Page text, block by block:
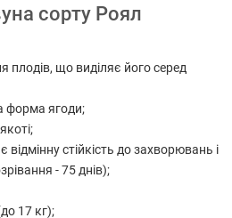
сорту Роял
плодів, що виділяє його серед
форма ягоди;
відмінну стійкість до захворювань і
- 75 днів);
17 кг);